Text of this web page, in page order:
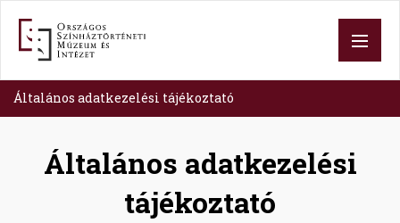
content
Általános adatkezelési tájékoztató
Általános adatkezelési
tájékoztató